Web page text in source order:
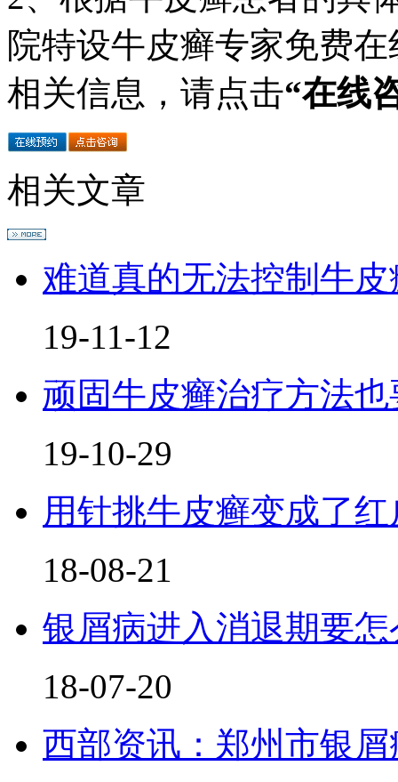
院特设牛皮癣专家免费
相关信息，请点击“在线
相关文章
难道真的无法控制牛
19-11-12
顽固牛皮癣治疗方法也
19-10-29
用针挑牛皮癣变成了
18-08-21
银屑病进入消退期要怎
18-07-20
西部资讯：郑州市银